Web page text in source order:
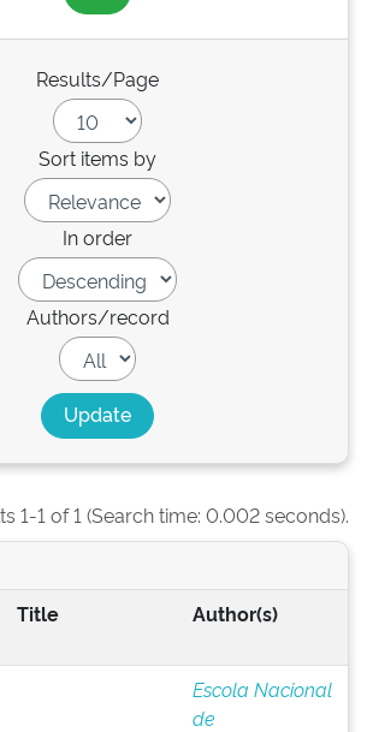
Results/Page
Sort items by
In order
Authors/record
1-1 of 1 (Search time: 0.002 seconds).
Title Author(s)
Escola Nacional
de